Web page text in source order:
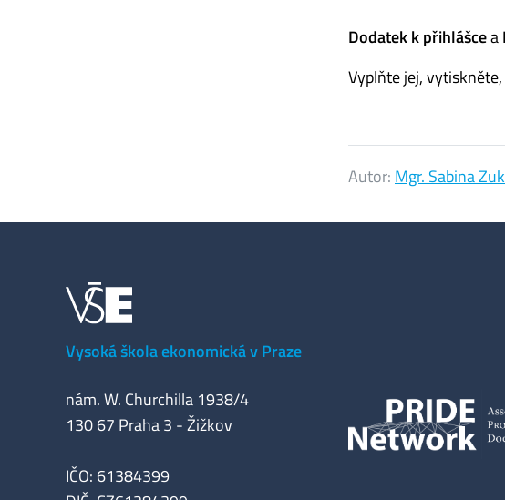
Dodatek k přihlášcea
Vyplňte jej,
Autor: Mgr. Sabina
Vysoká škola ekonomická v Praze
nám. W. Churchilla 1938/4
130 67 Praha 3 - Žižkov
IČO: 61384399